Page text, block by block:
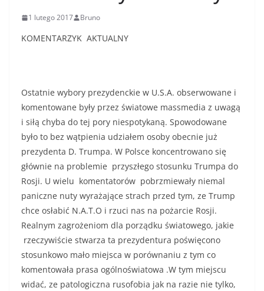
1 lutego 2017 Bruno
KOMENTARZYK AKTUALNY
Ostatnie wybory prezydenckie w U.S.A. obserwowane i
komentowane były przez światowe massmedia z uwagą
i siłą chyba do tej pory niespotykaną. Spowodowane
było to bez wątpienia udziałem osoby obecnie już
prezydenta D. Trumpa. W Polsce koncentrowano się
głównie na problemie przyszłego stosunku Trumpa do
Rosji. U wielu komentatorów pobrzmiewały niemal
paniczne nuty wyrażające strach przed tym, ze Trump
chce osłabić N.A.T.O i rzuci nas na pożarcie Rosji.
Realnym zagrożeniom dla porządku światowego, jakie
rzeczywiście stwarza ta prezydentura poświęcono
stosunkowo mało miejsca w porównaniu z tym co
komentowała prasa ogólnoświatowa .W tym miejscu
widać, ze patologiczna rusofobia jak na razie nie tylko,